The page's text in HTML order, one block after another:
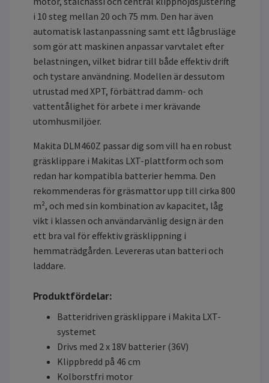
i 10 steg mellan 20 och 75 mm. Den har även
automatisk lastanpassning samt ett lågbrusläge
som gör att maskinen anpassar varvtalet efter
belastningen, vilket bidrar till både effektiv drift
och tystare användning. Modellen är dessutom
utrustad med XPT, förbättrad damm- och
vattentålighet för arbete i mer krävande
utomhusmiljöer.
Makita DLM460Z passar dig som vill ha en robust
gräsklippare i Makitas LXT-plattform och som
redan har kompatibla batterier hemma. Den
rekommenderas för gräsmattor upp till cirka 800
m², och med sin kombination av kapacitet, låg
vikt i klassen och användarvänlig design är den
ett bra val för effektiv gräsklippning i
hemmaträdgården. Levereras utan batteri och
laddare.
Produktfördelar:
Batteridriven gräsklippare i Makita LXT-
systemet
Drivs med 2 x 18V batterier (36V)
Klippbredd på 46 cm
Kolborstfri motor